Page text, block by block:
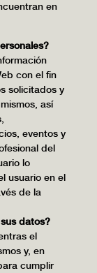
en
con el fin
solicitados y
así
eventos y
del
lo
usuario en el
de la
datos?
el
y, en
cumplir